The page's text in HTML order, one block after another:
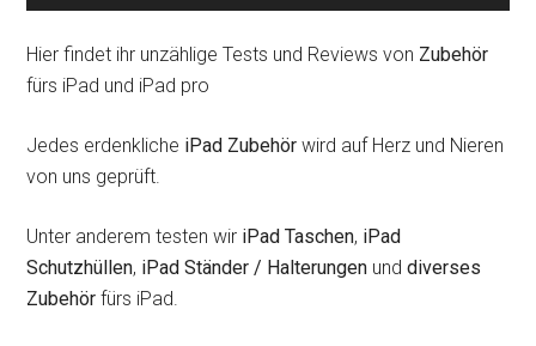
Hier findet ihr unzählige Tests und Reviews von Zubehör
fürs iPad und iPad pro
Jedes erdenkliche iPad Zubehör wird auf Herz und Nieren
von uns geprüft.
Unter anderem testen wir iPad Taschen, iPad
Schutzhüllen, iPad Ständer / Halterungen unddiverses
Zubehör fürs iPad.